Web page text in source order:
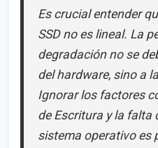
Es crucial entender
SSD no es lineal. La
degradación no se
del hardware, sino a
Ignorar los factores
de Escritura y la falta
sistema operativo es